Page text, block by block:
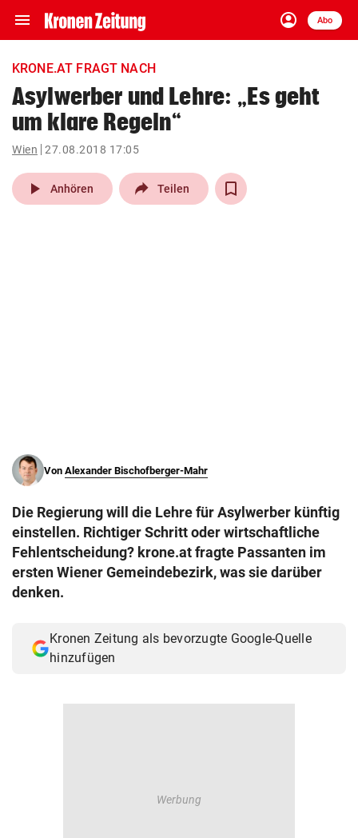
menu Navigation
ein-/ausklappen
account_circle
Anmelden
Abo
close Schließen
account_circle Anmelden
pin_drop
Wien arrow_right
KRONE.AT FRAGT NACH
Asylwerber und Lehre: „Es geht
um klare Regeln“
Wien 27.08.2018 17:05
play_arrow Anhören Teilen
Von Alexander Bischofberger-Mahr
Die Regierung will die Lehre für Asylwerber künftig
einstellen. Richtiger Schritt oder wirtschaftliche
Fehlentscheidung? krone.at fragte Passanten im
ersten Wiener Gemeindebezirk, was sie darüber
denken.
Kronen Zeitung als bevorzugte Google-Quelle
hinzufügen